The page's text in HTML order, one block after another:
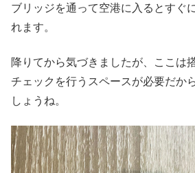
ブリッジを通って空港に入るとすぐ
れます。
降りてから気づきましたが、ここは
チェックを行うスペースが必要だか
しょうね。